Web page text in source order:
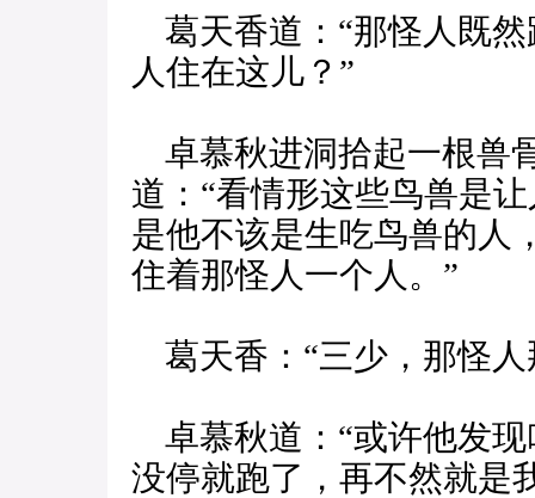
葛天香道：“那怪人既
人住在这儿？”
卓慕秋进洞拾起一根兽
道：“看情形这些鸟兽是
是他不该是生吃鸟兽的人
住着那怪人一个人。”
葛天香：“三少，那怪人
卓慕秋道：“或许他发
没停就跑了，再不然就是